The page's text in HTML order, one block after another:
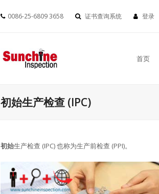
0086-25-6809 3658 证书查询系统 登录
首页
初始生产检查 (IPC)
初始生产检查 (IPC) 也称为生产前检查 (PPI)。